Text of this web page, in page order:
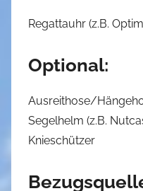
Regattauhr (z.B.
Optional:
Ausreithose/
Segelhelm (z.B.
Knieschützer